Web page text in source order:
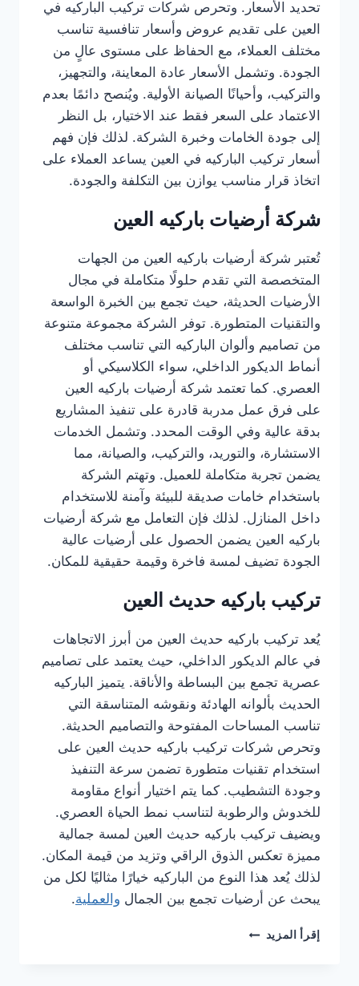
تحديد الأسعار. وتحرص شركات تركيب الباركيه في
العين على تقديم عروض وأسعار تنافسية تناسب
مختلف العملاء، مع الحفاظ على مستوى عالٍ من
الجودة. وتشمل الأسعار عادة المعاينة، والتجهيز،
والتركيب، وأحيانًا الصيانة الأولية. ويُنصح دائمًا بعدم
الاعتماد على السعر فقط عند الاختيار، بل النظر
إلى جودة الخامات وخبرة الشركة. لذلك فإن فهم
أسعار تركيب الباركيه في العين يساعد العملاء على
اتخاذ قرار مناسب يوازن بين التكلفة والجودة.
شركة أرضيات باركيه العين
تُعتبر شركة أرضيات باركيه العين من الجهات
المتخصصة التي تقدم حلولًا متكاملة في مجال
الأرضيات الحديثة، حيث تجمع بين الخبرة الواسعة
والتقنيات المتطورة. توفر الشركة مجموعة متنوعة
من تصاميم وألوان الباركيه التي تناسب مختلف
أنماط الديكور الداخلي، سواء الكلاسيكي أو
العصري. كما تعتمد شركة أرضيات باركيه العين
على فرق عمل مدربة قادرة على تنفيذ المشاريع
بدقة عالية وفي الوقت المحدد. وتشمل الخدمات
الاستشارة، والتوريد، والتركيب، والصيانة، مما
يضمن تجربة متكاملة للعميل. وتهتم الشركة
باستخدام خامات صديقة للبيئة وآمنة للاستخدام
داخل المنازل. لذلك فإن التعامل مع شركة أرضيات
باركيه العين يضمن الحصول على أرضيات عالية
الجودة تضيف لمسة فاخرة وقيمة حقيقية للمكان.
تركيب باركيه حديث العين
يُعد تركيب باركيه حديث العين من أبرز الاتجاهات
في عالم الديكور الداخلي، حيث يعتمد على تصاميم
عصرية تجمع بين البساطة والأناقة. يتميز الباركيه
الحديث بألوانه الهادئة ونقوشه المتناسقة التي
تناسب المساحات المفتوحة والتصاميم الحديثة.
وتحرص شركات تركيب باركيه حديث العين على
استخدام تقنيات متطورة تضمن سرعة التنفيذ
وجودة التشطيب. كما يتم اختيار أنواع مقاومة
للخدوش والرطوبة لتناسب نمط الحياة العصري.
ويضيف تركيب باركيه حديث العين لمسة جمالية
مميزة تعكس الذوق الراقي وتزيد من قيمة المكان.
لذلك يُعد هذا النوع من الباركيه خيارًا مثاليًا لكل من
يبحث عن أرضيات تجمع بين الجمال والعملية.
إقرأ المزيد شركة